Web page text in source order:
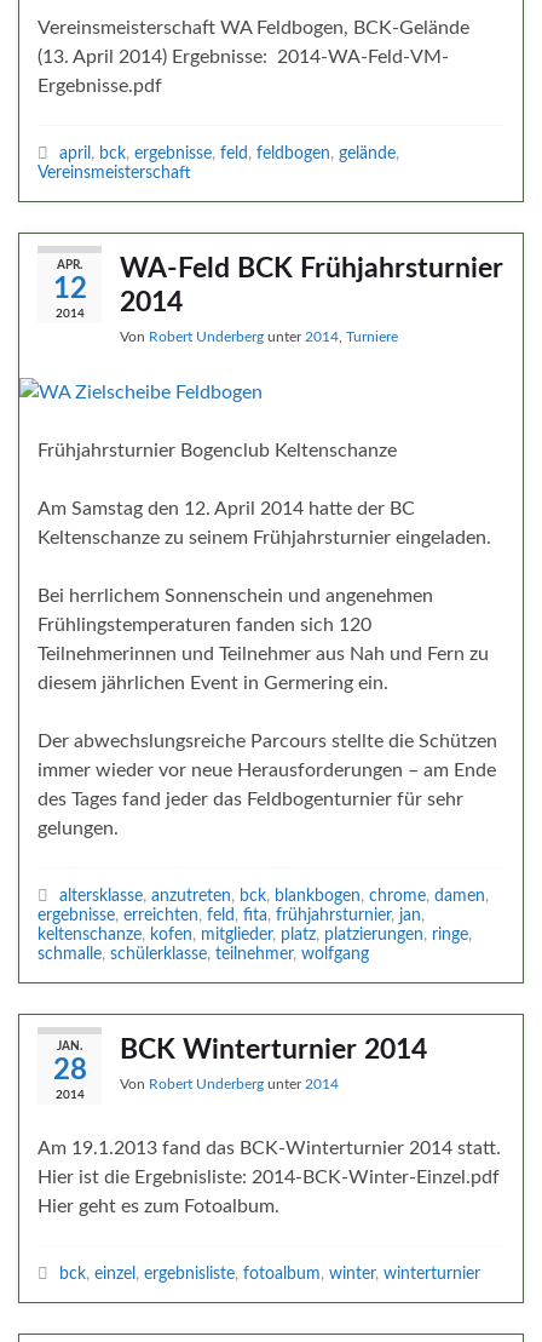
Vereinsmeisterschaft WA Feldbogen, BCK-Gelände
(13. April 2014) Ergebnisse: 2014-WA-Feld-VM-
Ergebnisse.pdf
april , bck, ergebnisse, feld , feldbogen, gelände,
Vereinsmeisterschaft
APR.
12
2014
WA-Feld BCK Frühjahrsturnier
2014
Von Robert Underberg unter2014, Turniere
Frühjahrsturnier Bogenclub Keltenschanze
Am Samstag den 12. April 2014 hatte der BC
Keltenschanze zu seinem Frühjahrsturnier eingeladen.
Bei herrlichem Sonnenschein und angenehmen
Frühlingstemperaturen fanden sich 120
Teilnehmerinnen und Teilnehmer aus Nah und Fern zu
diesem jährlichen Event in Germering ein.
Der abwechslungsreiche Parcours stellte die Schützen
immer wieder vor neue Herausforderungen – am Ende
des Tages fand jeder das Feldbogenturnier für sehr
gelungen.
altersklasse, anzutreten, bck, blankbogen, chrome, damen,
ergebnisse, erreichten, feld , fita, frühjahrsturnier, jan,
keltenschanze, kofen, mitglieder, platz, platzierungen, ringe,
schmalle, schülerklasse, teilnehmer, wolfgang
JAN.
28
2014
BCK Winterturnier 2014
Von Robert Underberg unter 2014
Am 19.1.2013 fand das BCK-Winterturnier 2014 statt.
Hier ist die Ergebnisliste: 2014-BCK-Winter-Einzel.pdf
Hier geht es zum Fotoalbum.
bck, einzel , ergebnisliste, fotoalbum, winter, winterturnier